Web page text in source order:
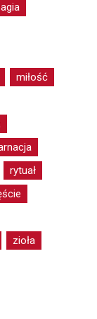
miłość
rytuał
zioła